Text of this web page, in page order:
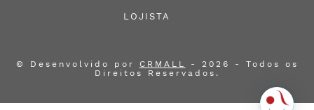
LOJISTA
© Desenvolvido por CRMALL
- 2026 - Todos os
Direitos Reservados.